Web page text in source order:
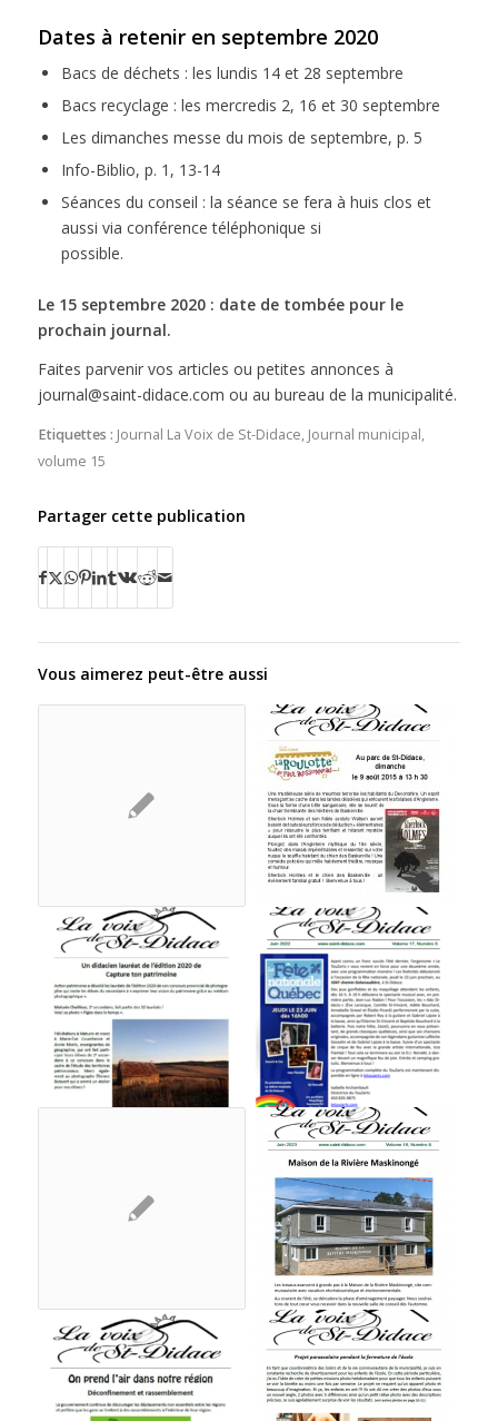
Dates à retenir en septembre 2020
Bacs de déchets : les lundis 14 et 28 septembre
Bacs recyclage : les mercredis 2, 16 et 30 septembre
Les dimanches messe du mois de septembre, p. 5
Info-Biblio, p. 1, 13-14
Séances du conseil : la séance se fera à huis clos et
aussi via conférence téléphonique si
possible.
Le 15 septembre 2020 : date de tombée pour le
prochain journal.
Faites parvenir vos articles ou petites annonces à
journal@saint-didace.com ou au bureau de la municipalité.
Etiquettes : Journal La Voix de St-Didace, Journal municipal,
volume 15
Partager cette publication
Vous aimerez peut-être aussi